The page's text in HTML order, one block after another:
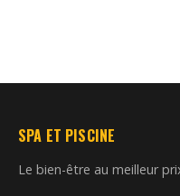
SPA ET PISCINE
Le bien-être au meilleur